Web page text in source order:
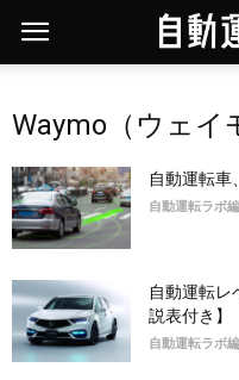
Waymo（ウェイ
自動運転車
自動運転ラボ
自動運転レ
説表付き】
自動運転ラボ